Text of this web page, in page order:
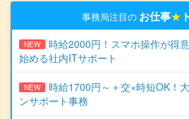
事務局注目の お仕事★
NEW
時給2000円！スマホ操作が得
始める社内ITサポート
NEW
時給1700円～＋交×時短OK！
ンサポート事務